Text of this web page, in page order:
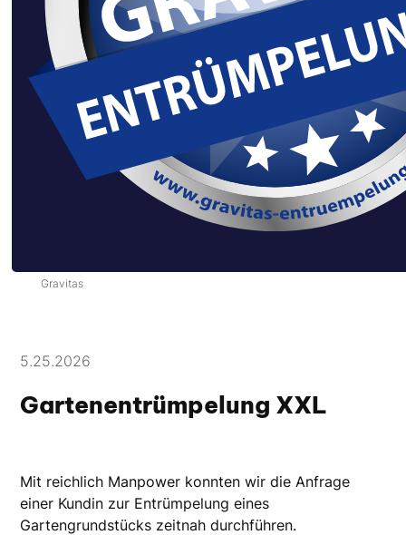
Gartenräumung.
Gravitas
5.25.2026
Gartenentrümpelung XXL
Mit reichlich Manpower konnten wir die Anfrage
einer Kundin zur Entrümpelung eines
Gartengrundstücks zeitnah durchführen.